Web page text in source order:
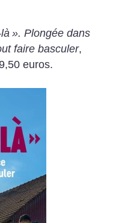
». Plongée dans
faire basculer,
euros.